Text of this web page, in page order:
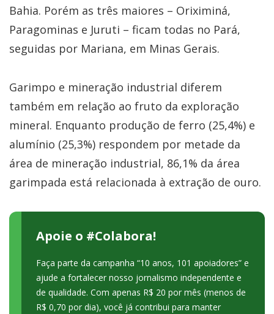
Bahia. Porém as três maiores – Oriximiná,
Paragominas e Juruti – ficam todas no Pará,
seguidas por Mariana, em Minas Gerais.
Garimpo e mineração industrial diferem
também em relação ao fruto da exploração
mineral. Enquanto produção de ferro (25,4%) e
alumínio (25,3%) respondem por metade da
área de mineração industrial, 86,1% da área
garimpada está relacionada à extração de ouro.
Apoie o #Colabora!
Faça parte da campanha “10 anos, 101 apoiadores” e
ajude a fortalecer nosso jornalismo independente e
de qualidade. Com apenas R$ 20 por mês (menos de
R$ 0,70 por dia), você já contribui para manter